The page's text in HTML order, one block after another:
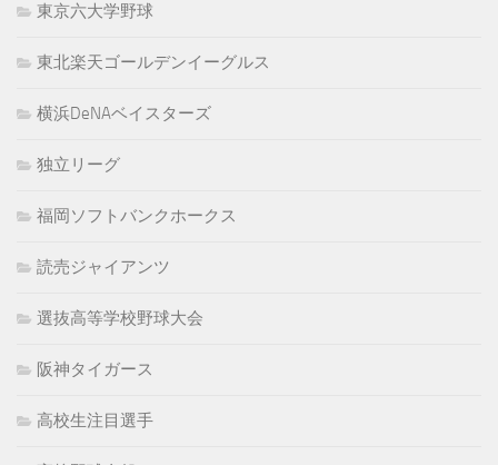
東京六大学野球
東北楽天ゴールデンイーグルス
横浜DeNAベイスターズ
独立リーグ
福岡ソフトバンクホークス
読売ジャイアンツ
選抜高等学校野球大会
阪神タイガース
高校生注目選手